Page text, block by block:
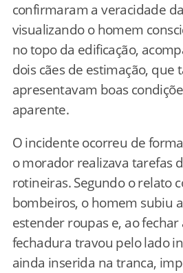
confirmaram a veracidade
visualizando o homem
no topo da edificação,
dois cães de estimação, que
apresentavam boas
aparente.
O incidente ocorreu de
o morador realizava tarefas
rotineiras. Segundo o relato
bombeiros, o homem subiu
estender roupas e, ao
fechadura travou pelo lado
ainda inserida na tranca,